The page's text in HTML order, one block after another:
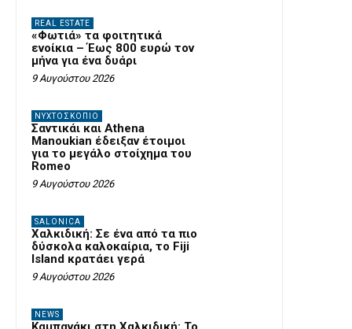
REAL ESTATE
«Φωτιά» τα φοιτητικά
ενοίκια – Έως 800 ευρώ τον
μήνα για ένα δυάρι
9 Αυγούστου 2026
ΝΥΧΤΟΣΚΟΠΙΟ
Σαντικάι και Athena
Manoukian έδειξαν έτοιμοι
για το μεγάλο στοίχημα του
Romeo
9 Αυγούστου 2026
SALONICA
Χαλκιδική: Σε ένα από τα πιο
δύσκολα καλοκαίρια, το Fiji
Island κρατάει γερά
9 Αυγούστου 2026
NEWS